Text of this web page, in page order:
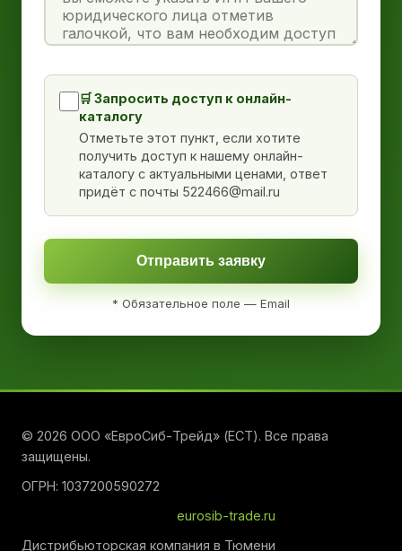
🛒 Запросить доступ к онлайн-
каталогу
Отметьте этот пункт, если хотите
получить доступ к нашему онлайн-
каталогу с актуальными ценами, ответ
придёт с почты 522466@mail.ru
Отправить заявку
* Обязательное поле — Email
© 2026 ООО «ЕвроСиб-Трейд» (ЕСТ). Все права
защищены.
ОГРН: 1037200590272
eurosib-trade.ru
Дистрибьюторская компания в Тюмени